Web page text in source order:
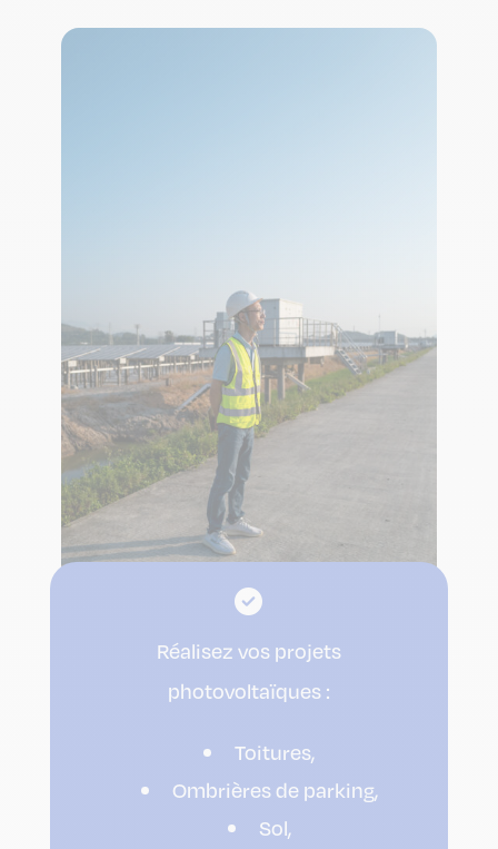
Réalisez vos projets
photovoltaïques :
Toitures,
Ombrières de parking,
Sol,